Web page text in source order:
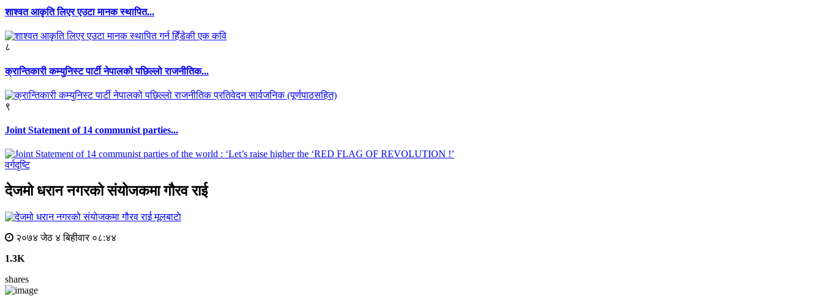
शाश्वत आकृति लिएर एउटा मानक स्थापित...
८
क्रान्तिकारी कम्युनिस्ट पार्टी नेपालको पछिल्लो राजनीतिक...
९
Joint Statement of 14 communist parties...
वर्गदृष्टि
देजमो धरान नगरको संयोजकमा गौरव राई
मूलबाटाे
२०७४ जेठ ४ बिहीवार ०८:४४
1.3K
shares